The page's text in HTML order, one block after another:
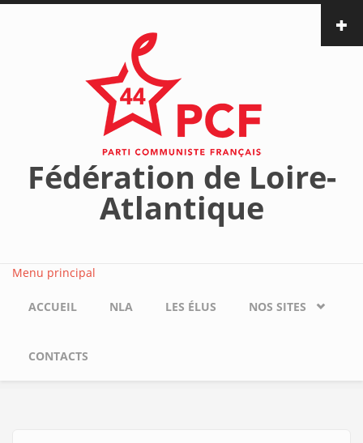
Aller au contenu principal
Fédération de Loire-
Atlantique
Menu principal
ACCUEIL NLA LES ÉLUS NOS SITES
CONTACTS